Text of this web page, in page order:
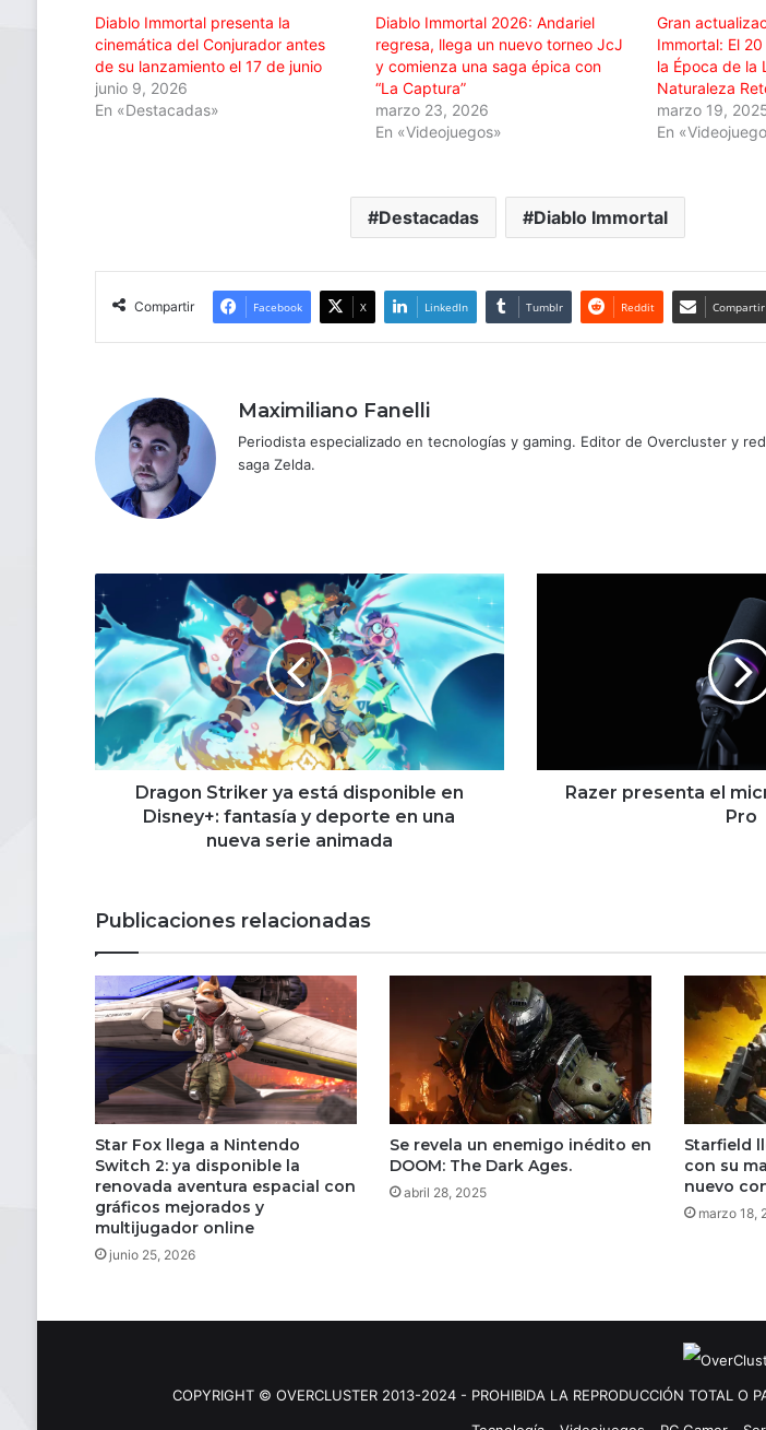
Diablo Immortal presenta la
cinemática del Conjurador antes
de su lanzamiento el 17 de junio
junio 9, 2026
En «Destacadas»
Diablo Immortal 2026: Andariel
regresa, llega un nuevo torneo JcJ
y comienza una saga épica con
“La Captura”
marzo 23, 2026
En «Videojuegos»
Gran
Immortal: El
la Época de la
Naturaleza
marzo 19,
En
Destacadas Diablo Immortal
Compartir Facebook X LinkedIn Tumblr Reddit
Maximiliano Fanelli
Periodista especializado en tecnologías y gaming. Editor de Overcluster y
saga Zelda.
Striker
ya
está
disponible
en
Disney+:
fantasía
y
deporteDragon Striker ya está disponible en
Disney+: fantasía y deporte en una
nueva serie animada
Razer presenta el
Pro
Publicaciones relacionadas
Star Fox llega a Nintendo
Switch 2: ya disponible la
renovada aventura espacial con
gráficos mejorados y
multijugador online
junio 25, 2026
Se revela un enemigo inédito en
DOOM: The Dark Ages.
abril 28, 2025
Starfield
con su
nuevo
marzo 18,
COPYRIGHT © OVERCLUSTER 2013-2024 - PROHIBIDA LA REPRODUCCIÓN TOTAL O